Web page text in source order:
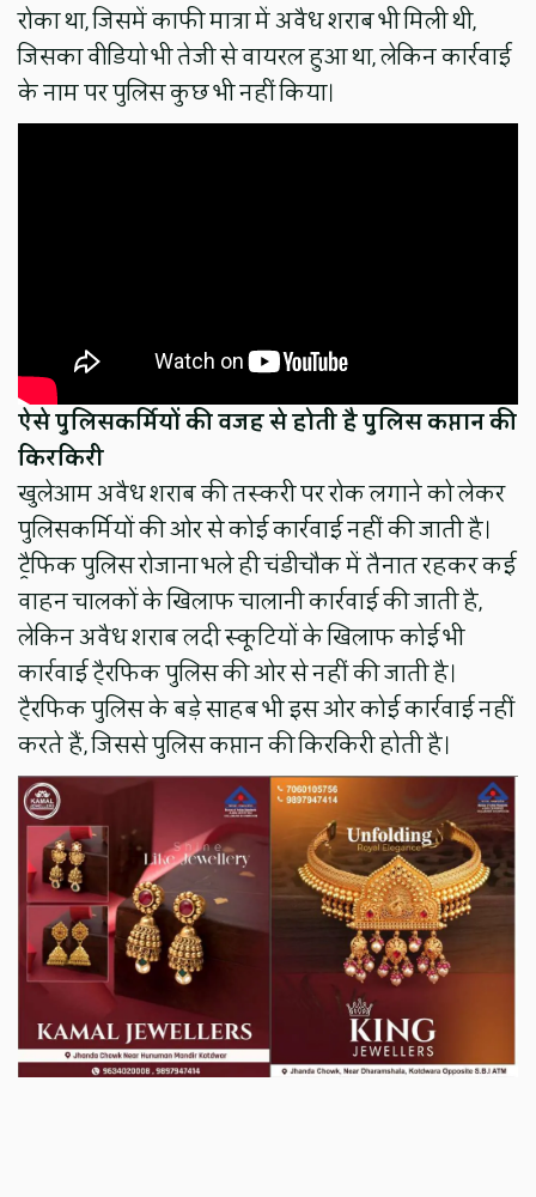
रोका था, जिसमें काफी मात्रा में अवैध शराब भी मिली थी,
जिसका वीडियो भी तेजी से वायरल हुआ था, लेकिन कार्रवाई
के नाम पर पुलिस कुछ भी नहीं किया।
ऐसे पुलिसकर्मियों की वजह से होती है पुलिस कप्तान की
किरकिरी
खुलेआम अवैध शराब की तस्करी पर रोक लगाने को लेकर
पुलिसकर्मियों की ओर से कोई कार्रवाई नहीं की जाती है।
ट्रैफिक पुलिस रोजाना भले ही चंडीचौक में तैनात रहकर कई
वाहन चालकों के खिलाफ चालानी कार्रवाई की जाती है,
लेकिन अवैध शराब लदी स्कूटियों के खिलाफ कोई भी
कार्रवाई टै्रफिक पुलिस की ओर से नहीं की जाती है।
टै्रफिक पुलिस के बड़े साहब भी इस ओर कोई कार्रवाई नहीं
करते हैं, जिससे पुलिस कप्तान की किरकिरी होती है।